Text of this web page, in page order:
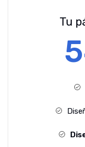
Tu